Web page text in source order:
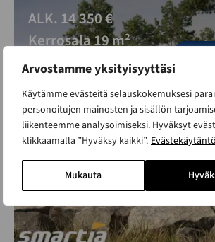
Arvostamme yksityisyyttäsi
Käytämme evästeitä selauskokemuksesi
personoitujen mainosten ja sisällön
liikenteemme analysoimiseksi. Hyväksyt
klikkaamalla ”Hyväksy kaikki”. Evästekäytäntö
Mukauta
ALK. 14 350 €
Kerrosala 19 m²